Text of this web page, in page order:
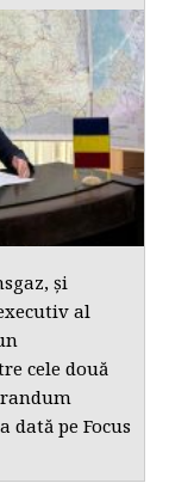
și
al
cele două
dată pe Focus